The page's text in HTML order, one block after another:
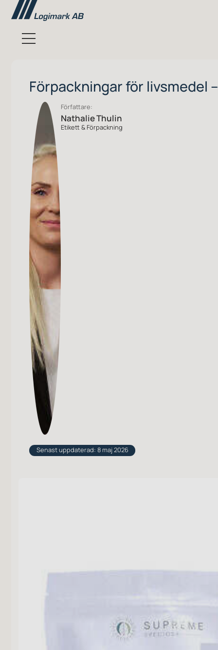
Förpackningar för livsmedel
Författare:
Nathalie Thulin
Etikett & Förpackning
Senast uppdaterad: 8 maj 2026